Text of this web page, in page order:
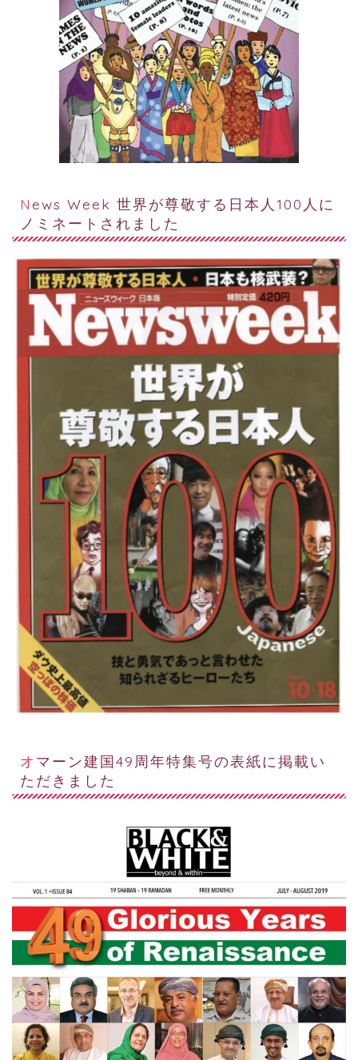
News Week 世界が尊敬する日本人100人に
ノミネートされました
オマーン建国49周年特集号の表紙に掲載い
ただきました